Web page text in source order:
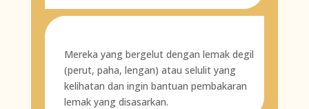
Mereka yang bergelut dengan lemak degil
(perut, paha, lengan) atau selulit yang
kelihatan dan ingin bantuan pembakaran
lemak yang disasarkan.